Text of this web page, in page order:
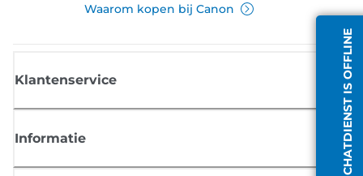
CHATDIENST IS OFFLINE
Waarom kopen bij Canon
Klantenservice
Informatie